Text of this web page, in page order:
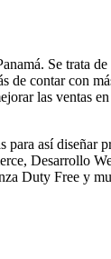
Se trata
de contar con
las
para así
Desarrollo
Duty Free y